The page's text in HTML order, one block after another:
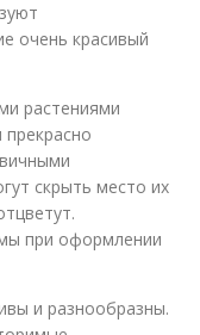
очень красивый
растениями
скрыть место их
при оформлении
и разнообразны.